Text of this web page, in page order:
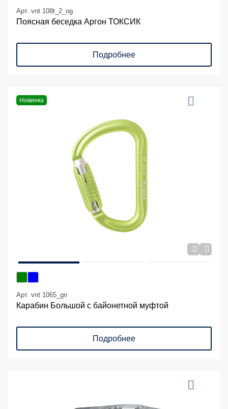
Арт. vnt 108t_2_og
Поясная беседка Аргон ТОКСИК
Подробнее
Новинка
Арт. vnt 1065_gn
Карабин Большой с байонетной муфтой
Подробнее